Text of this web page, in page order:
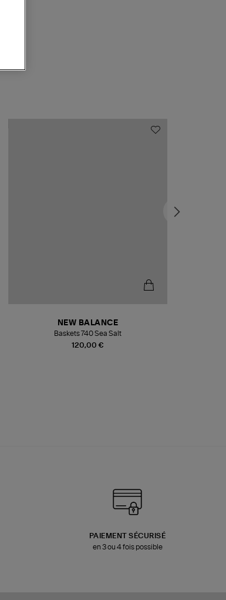
120,00 €
NEW BALANCE
Baskets 740 Sea Salt
PAIEMENT SÉCURISÉ
en 3 ou 4 fois possible